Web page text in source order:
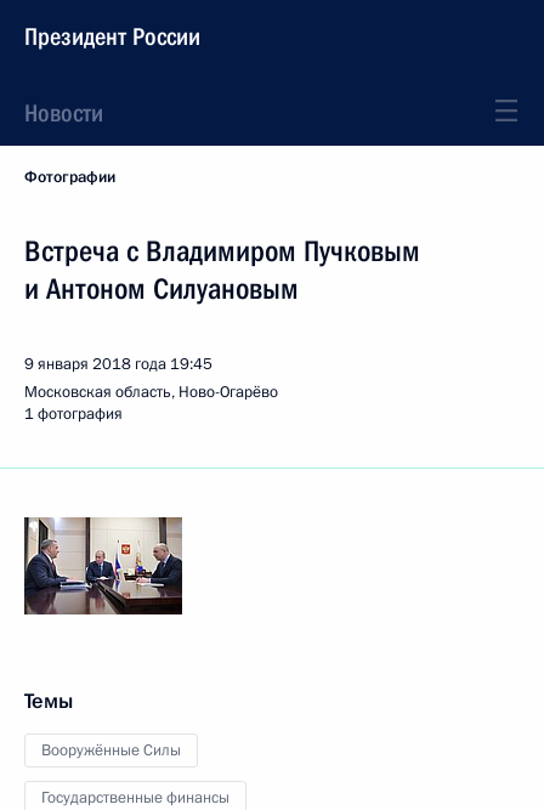
Президент России
Новости
Фотографии
Встреча с Владимиром Пучковым
и Антоном Силуановым
9 января 2018 года 19:45
Московская область, Ново-Огарёво
1 фотография
Темы
Вооружённые Силы
Государственные финансы